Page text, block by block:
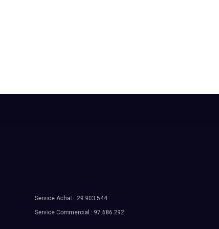
Service Achat : 29.903.544
Service Commercial : 97.686.292